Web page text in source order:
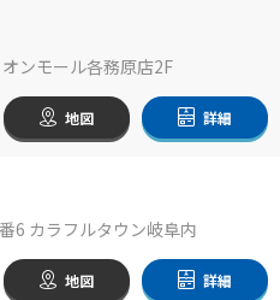
ンモール各務原店2F
地図 詳細
6 カラフルタウン岐阜内
地図 詳細